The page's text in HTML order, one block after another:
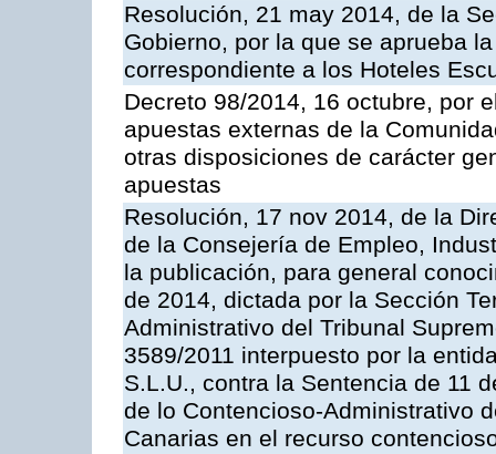
Resolución, 21 may 2014, de la
Gobierno, por la que se aprueba
correspondiente a los Hoteles
Decreto 98/2014, 16 octubre, por
apuestas externas de la
otras disposiciones de carácter
apuestas
Resolución, 17 nov 2014, de la
de la Consejería de Empleo,
la publicación, para general
de 2014, dictada por la Sección
Administrativo del Tribunal
3589/2011 interpuesto por la
S.L.U., contra la Sentencia de 11
de lo Contencioso-Administrativo
Canarias en el recurso